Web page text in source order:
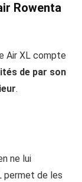
Rowenta
Air XL compte
de par son
.
ne lui
permet de les